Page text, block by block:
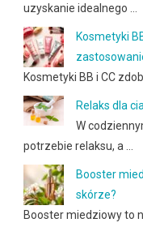
uzyskanie idealnego …
Kosmetyki
Kosmetyki BB i CC
Relaks dla
W
potrzebie relaksu, a …
Booster
skórze?
Booster miedziowy to